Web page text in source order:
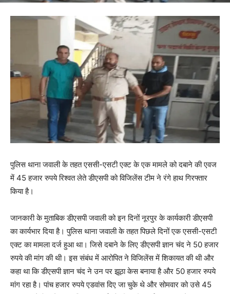
पुलिस थाना जवाली के तहत एससी-एसटी एक्ट के एक मामले को दबाने की एवज
में 45 हजार रुपये रिश्वत लेते डीएसपी को विजिलेंस टीम ने रंगे हाथ गिरफ्तार
किया है।
जानकारी के मुताबिक डीएसपी जवाली को इन दिनों नूरपुर के कार्यकारी डीएसपी
का कार्यभार दिया है। पुलिस थाना जवाली के तहत पिछले दिनों एक एससी-एसटी
एक्ट का मामला दर्ज हुआ था। जिसे दबाने के लिए डीएसपी ज्ञान चंद ने 50 हजार
रुपये की मांग की थी। इस संबंध में आरोपित ने विजिलेंस में शिकायत की थी और
कहा था कि डीएसपी ज्ञान चंद ने उन पर झूठा केस बनाया है और 50 हजार रुपये
मांग रहा है। पांच हजार रुपये एडवांस दिए जा चुके थे और सोमवार को उसे 45